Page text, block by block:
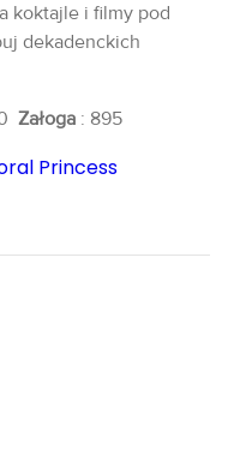
koktajle i filmy pod
dekadenckich
Załoga : 895
Princess